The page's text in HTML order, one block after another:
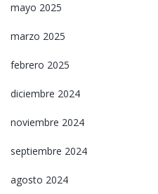
mayo 2025
marzo 2025
febrero 2025
diciembre 2024
noviembre 2024
septiembre 2024
agosto 2024